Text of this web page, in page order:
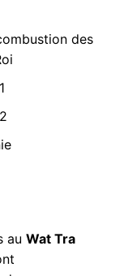
des
au Wat Tra